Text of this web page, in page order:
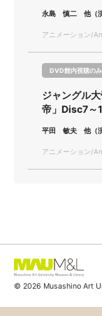
永島 慎二 他（演
アニメーション/
DVD館内視聴のみ
ジャングル
帝」Disc7～
平田 敏夫 他（演
アニメーション/
© 2026 Musashino Art